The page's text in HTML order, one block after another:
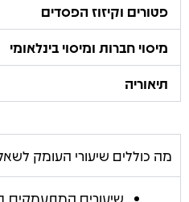
פטורים וקיזוז הפסדים
מיסוי חברות ומיסוי בינלאומי
תיאוריה
מה כוללים שיעורי העומק
שיעורים המתעמקים